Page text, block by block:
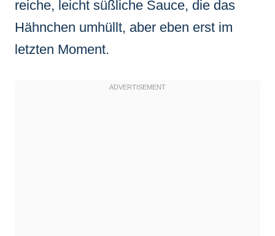
reiche, leicht süßliche Sauce, die das
Hähnchen umhüllt, aber eben erst im
letzten Moment.